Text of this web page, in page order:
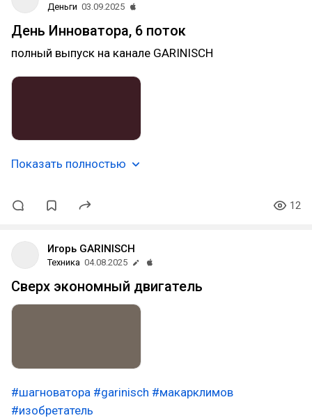
Деньги 03.09.2025
День Инноватора, 6 поток
полный выпуск на канале GARINISCH
Показать полностью
12
Игорь GARINISCH
Техника 04.08.2025
Сверх экономный двигатель
#шагноватора #garinisch #макарклимов
#изобретатель